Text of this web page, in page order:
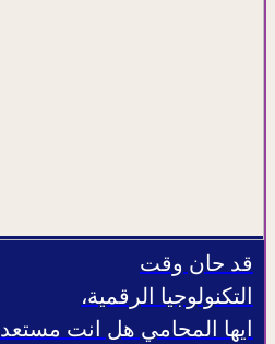
قد حان وقت
التكنولوجيا الرقمية،
ايها المحامي هل انت مستعد